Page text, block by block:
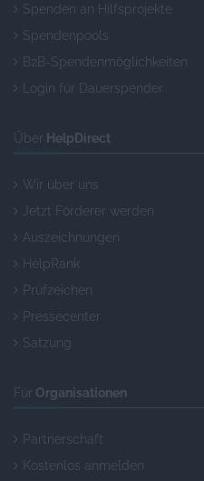
Spenden an Hilfsprojekte
Spendenpools
B2B-Spendenmöglichkeiten
Login für Dauerspender
Über HelpDirect
Wir über uns
Jetzt Förderer werden
Auszeichnungen
HelpRank
Prüfzeichen
Pressecenter
Satzung
Für Organisationen
Partnerschaft
Kostenlos anmelden